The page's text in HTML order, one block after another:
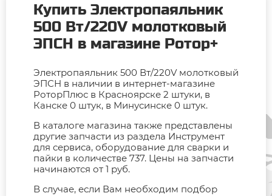
Купить Электропаяльник
500 Вт/220V молотковый
ЭПСН в магазине Ротор+
Электропаяльник 500 Вт/220V молотковый
ЭПСН в наличии в интернет-магазине
РоторПлюс в Красноярске 2 штуки, в
Канске 0 штук, в Минусинске 0 штук.
В каталоге магазина также представлены
другие запчасти из раздела Инструмент
для сервиса, оборудование для сварки и
пайки в количестве 737. Цены на запчасти
начинаются от 1 руб.
В случае, если Вам необходим подбор